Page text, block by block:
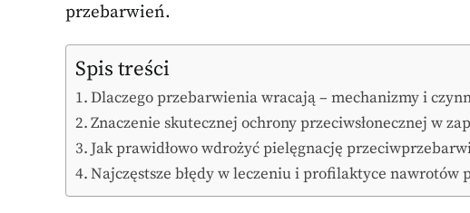
przebarwień.
Spis treści
Dlaczego przebarwienia wracają – mechanizmy i
Znaczenie skutecznej ochrony przeciwsłonecznej w
Jak prawidłowo wdrożyć pielęgnację
Najczęstsze błędy w leczeniu i profilaktyce nawrotów